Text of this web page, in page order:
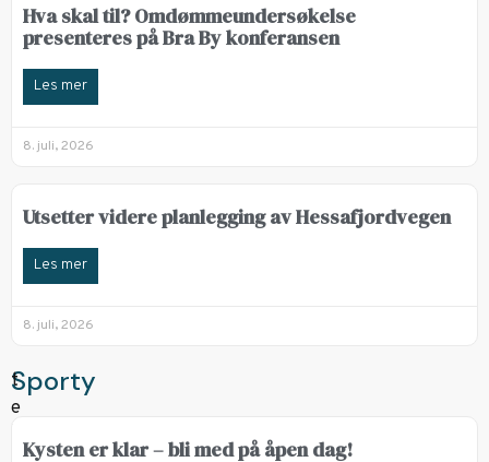
Hva skal til? Omdømmeundersøkelse
presenteres på Bra By konferansen
Les mer
8. juli, 2026
Utsetter videre planlegging av Hessafjordvegen
Les mer
8. juli, 2026
Sporty
Kysten er klar – bli med på åpen dag!